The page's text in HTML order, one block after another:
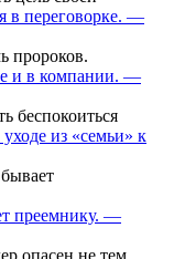
в переговорке. —
пророков.
и в компании. —
беспокоиться
из «семьи» к
преемнику. —
опасен не тем